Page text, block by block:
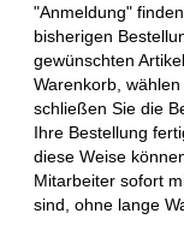
"Anmeldung"
bisherigen
gewünschten
Warenkorb,
schließen Sie die
Ihre Bestellung
diese Weise
Mitarbeiter sofort
sind, ohne lange